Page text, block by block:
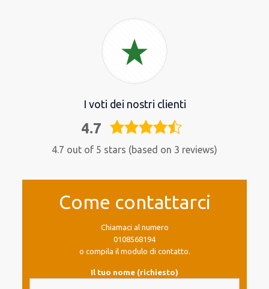
I voti dei nostri clienti
4.7
4,7
4.7 out of 5 stars (based on 3 reviews)
Come contattarci
Chiamaci al numero
0108568194
o compila il modulo di contatto.
Il tuo nome (richiesto)